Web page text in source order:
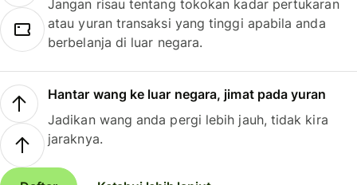
Jangan risau tentang tokokan kadar pertukaran
atau yuran transaksi yang tinggi apabila anda
berbelanja di luar negara.
Hantar wang ke luar negara, jimat pada yuran
Jadikan wang anda pergi lebih jauh, tidak kira
jaraknya.